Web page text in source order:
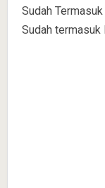
Sudah
Sudah termasuk